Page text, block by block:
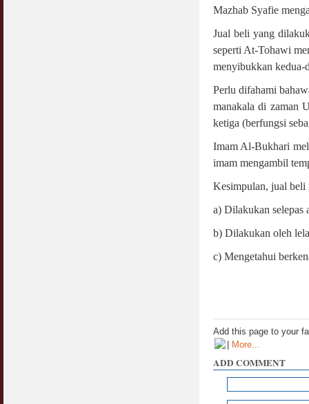
Mazhab Syafie
Jual beli yang
seperti At-Tohawi
menyibukkan kedua-
Perlu difahami
manakala di zaman
ketiga (berfungsi
Imam Al-Bukhari
imam mengambil
Kesimpulan, jual beli
a) Dilakukan selepas
b) Dilakukan oleh
c) Mengetahui
Add this page to your
| More...
ADD COMMENT